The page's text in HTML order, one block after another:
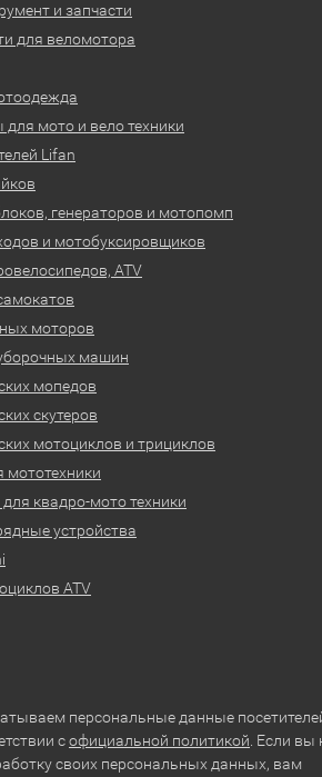
и запчасти
для веломотора
мото и вело техники
Lifan
генераторов и мотопомп
и мотобуксировщиков
ATV
моторов
машин
мопедов
скутеров
мотоциклов и трициклов
мототехники
квадро-мото техники
устройства
ATV
персональные данные
софициальной политикой . Если вы
своих персональных данных, вам